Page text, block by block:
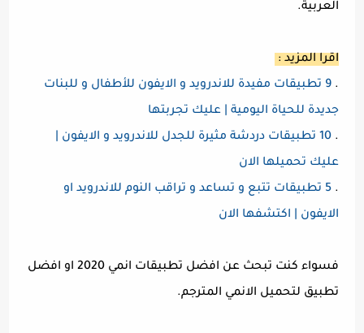
العربية.
اقرا المزيد :
.
9 تطبيقات مفيدة للاندرويد و الايفون للأطفال و للبنات
جديدة للحياة اليومية | عليك تجربتها
.
10 تطبيقات دردشة مثيرة للجدل للاندرويد و الايفون |
عليك تحميلها الان
.
5 تطبيقات تتبع و تساعد و تراقب النوم للاندرويد او
الايفون | اكتشفها الان
فسواء كنت تبحث عن افضل تطبيقات انمي 2020 او افضل
تطبيق لتحميل الانمي المترجم.